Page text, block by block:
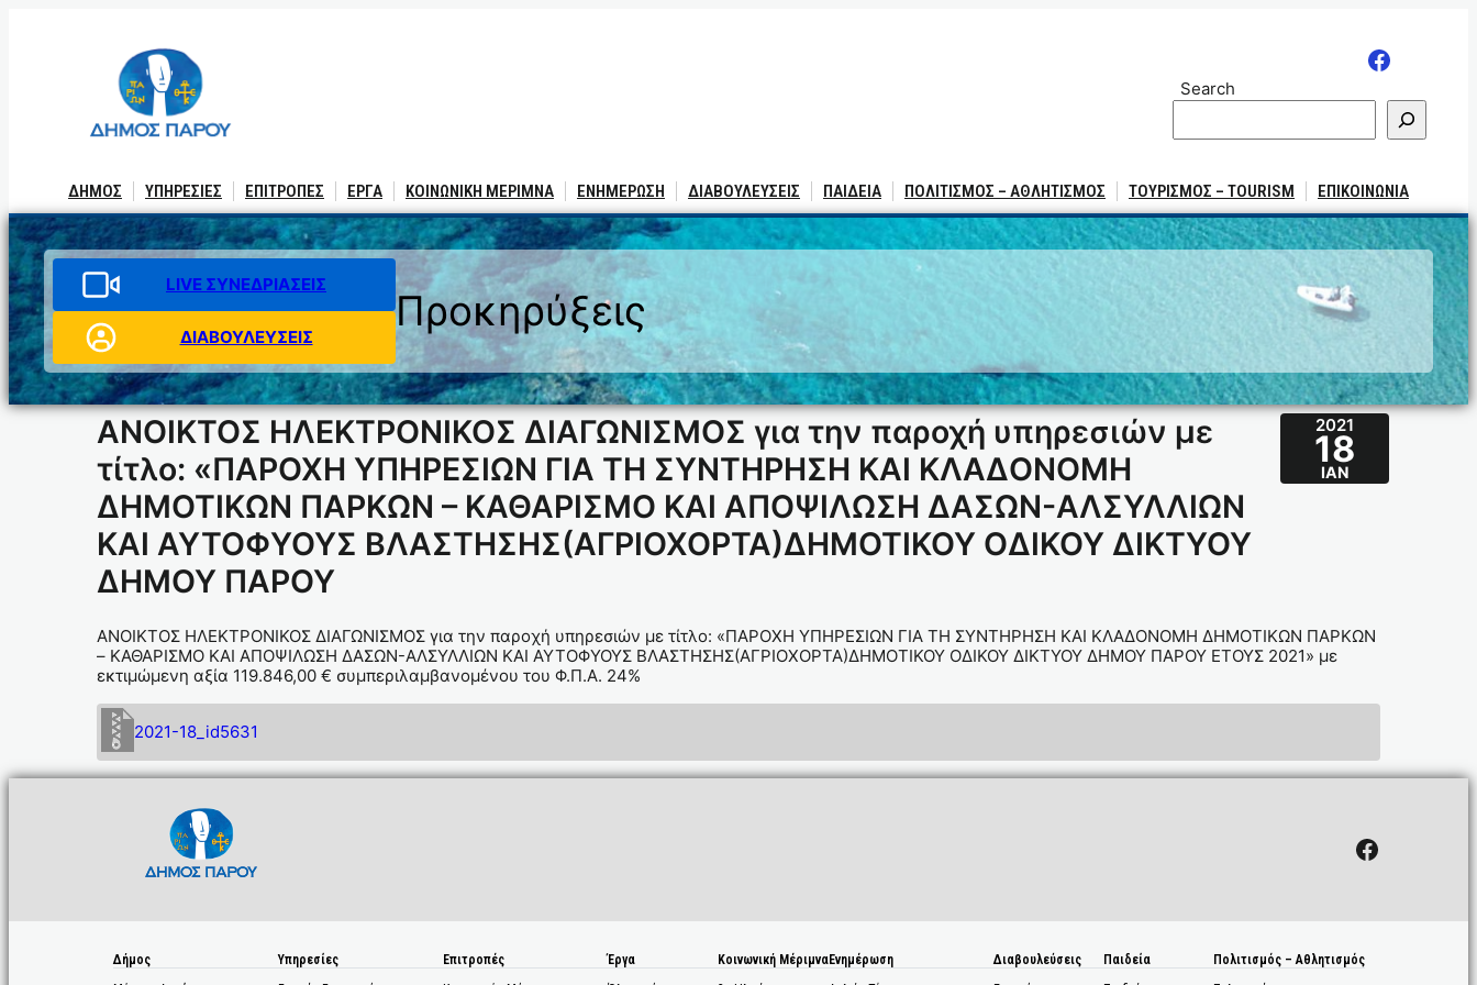
Search
ΔΗΜΟΣ ΥΠΗΡΕΣΙΕΣ ΕΠΙΤΡΟΠΕΣ ΕΡΓΑ ΚΟΙΝΩΝΙΚΗ ΜΕΡΙΜΝΑ ΕΝΗΜΕΡΩΣΗ ΔΙΑΒΟΥΛΕΥΣΕΙΣ ΠΑΙΔΕΙΑ ΠΟΛΙΤΙΣΜΟΣ – ΑΘΛΗΤΙΣΜΟΣ ΤΟΥΡΙΣΜΟΣ – TOURISM ΕΠΙΚΟΙΝΩΝΙΑ
LIVE ΣΥΝΕΔΡΙΑΣΕΙΣ
ΔΙΑΒΟΥΛΕΥΣΕΙΣ
Προκηρύξεις
ΑΝΟΙΚΤΟΣ ΗΛΕΚΤΡΟΝΙΚΟΣ ΔΙΑΓΩΝΙΣΜΟΣ για την παροχή υπηρεσιών με
τίτλο: «ΠΑΡΟΧΗ ΥΠΗΡΕΣΙΩΝ ΓΙΑ ΤΗ ΣΥΝΤΗΡΗΣΗ ΚΑΙ ΚΛΑΔΟΝΟΜΗ
ΔΗΜΟΤΙΚΩΝ ΠΑΡΚΩΝ – ΚΑΘΑΡΙΣΜΟ ΚΑΙ ΑΠΟΨΙΛΩΣΗ ΔΑΣΩΝ-ΑΛΣΥΛΛΙΩΝ
ΚΑΙ ΑΥΤΟΦΥΟΥΣ ΒΛΑΣΤΗΣΗΣ(ΑΓΡΙΟΧΟΡΤΑ)ΔΗΜΟΤΙΚΟΥ ΟΔΙΚΟΥ ΔΙΚΤΥΟΥ
ΔΗΜΟΥ ΠΑΡΟΥ
2021
18
ΙΑΝ
ΑΝΟΙΚΤΟΣ ΗΛΕΚΤΡΟΝΙΚΟΣ ΔΙΑΓΩΝΙΣΜΟΣ για την παροχή υπηρεσιών με τίτλο: «ΠΑΡΟΧΗ ΥΠΗΡΕΣΙΩΝ ΓΙΑ ΤΗ ΣΥΝΤΗΡΗΣΗ ΚΑΙ ΚΛΑΔΟΝΟΜΗ ΔΗΜΟΤΙΚΩΝ ΠΑΡΚΩΝ
– ΚΑΘΑΡΙΣΜΟ ΚΑΙ ΑΠΟΨΙΛΩΣΗ ΔΑΣΩΝ-ΑΛΣΥΛΛΙΩΝ ΚΑΙ ΑΥΤΟΦΥΟΥΣ ΒΛΑΣΤΗΣΗΣ(ΑΓΡΙΟΧΟΡΤΑ)ΔΗΜΟΤΙΚΟΥ ΟΔΙΚΟΥ ΔΙΚΤΥΟΥ ΔΗΜΟΥ ΠΑΡΟΥ ΕΤΟΥΣ 2021» με
εκτιμώμενη αξία 119.846,00 € συμπεριλαμβανομένου του Φ.Π.Α. 24%
2021-18_id5631
Facebook
Δήμος
Υπηρεσίες
Επιτροπές
Έργα
Κοινωνική ΜέριμναΕνημέρωση
Διαβουλεύσεις
Παιδεία
Πολιτισμός – Αθλητισμός